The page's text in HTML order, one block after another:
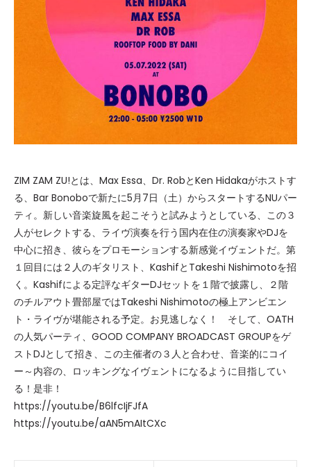
ZIM ZAM ZU!とは、Max Essa、Dr. RobとKen Hidakaがホストす
る、Bar Bonoboで新たに5月7日（土）からスタートするNUパー
ティ。新しい音楽旋風を起こそうと試みようとしている、この３
人がセレクトする、ライヴ演奏を行う国内在住の演奏家やDJを
中心に招き、彼らをプロモーションする新感覚イヴェントだ。第
１回目には２人のギタリスト、KashifとTakeshi Nishimotoを招
く。Kashifによる定評なギターDJセットを１階で披露し、２階
のチルアウト畳部屋ではTakeshi Nishimotoの極上アンビエン
ト・ライヴが堪能される予定。お見逃しなく！ そして、OATH
の人気パーティ、GOOD COMPANY BROADCAST GROUPをゲ
ストDJとして招き、この主催者の３人と合わせ、音楽的にコイ
ー～内容の、ロッキングなイヴェントになるように目指してい
る！是非！
https://youtu.be/B6lfcIjFJfA
https://youtu.be/aAN5mAItCXc